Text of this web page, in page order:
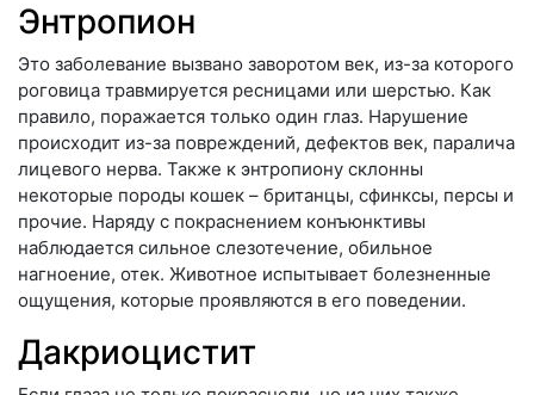
Энтропион
Это заболевание вызвано заворотом век, из-за которого
роговица травмируется ресницами или шерстью. Как
правило, поражается только один глаз. Нарушение
происходит из-за повреждений, дефектов век, паралича
лицевого нерва. Также к энтропиону склонны
некоторые породы кошек – британцы, сфинксы, персы и
прочие. Наряду с покраснением конъюнктивы
наблюдается сильное слезотечение, обильное
нагноение, отек. Животное испытывает болезненные
ощущения, которые проявляются в его поведении.
Дакриоцистит